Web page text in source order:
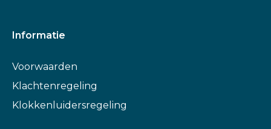
Informatie
Voorwaarden
Klachtenregeling
Klokkenluidersregeling